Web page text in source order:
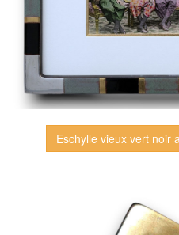
Eschylle vieux vert noir